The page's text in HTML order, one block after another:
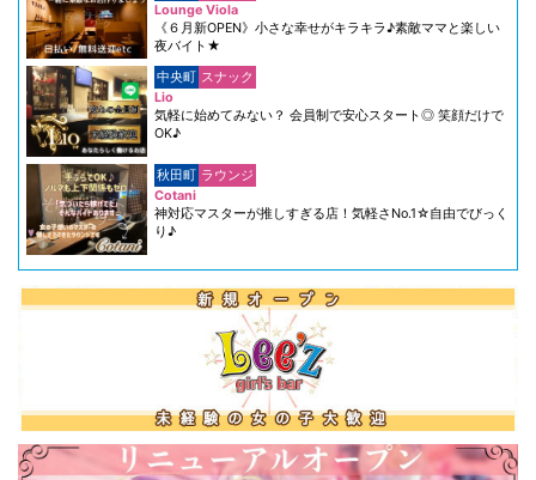
Lounge Viola
《６月新OPEN》小さな幸せがキラキラ♪素敵ママと楽しい
夜バイト★
中央町 スナック
Lio
気軽に始めてみない？ 会員制で安心スタート◎ 笑顔だけで
OK♪
秋田町 ラウンジ
Cotani
神対応マスターが推しすぎる店！気軽さNo.1☆自由でびっく
り♪